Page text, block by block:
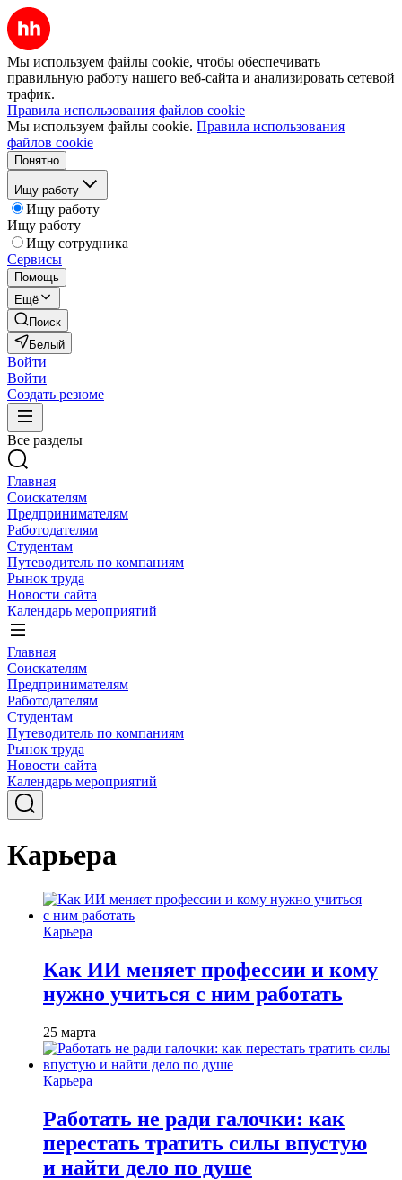
Мы используем файлы cookie, чтобы обеспечивать
правильную работу нашего веб-сайта и анализировать сетевой
трафик.
Правила использования файлов cookie
Мы используем файлы cookie. Правила использования
файлов cookie
Понятно
Ищу работу
Ищу работу
Ищу работу
Ищу сотрудника
Сервисы
Помощь
Ещё
Поиск
Белый
Войти
Войти
Создать резюме
Все разделы
Главная
Соискателям
Предпринимателям
Работодателям
Студентам
Путеводитель по компаниям
Рынок труда
Новости сайта
Календарь мероприятий
Главная
Соискателям
Предпринимателям
Работодателям
Студентам
Путеводитель по компаниям
Рынок труда
Новости сайта
Календарь мероприятий
Карьера
Карьера
Как ИИ меняет профессии и кому
нужно учиться с ним работать
25 марта
Карьера
Работать не ради галочки: как
перестать тратить силы впустую
и найти дело по душе